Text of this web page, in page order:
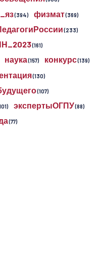
(394) физмат(369)
(233)
(161)
наука(157) конкурс(139)
(130)
(107)
экспертыОГПУ(88)
(77)